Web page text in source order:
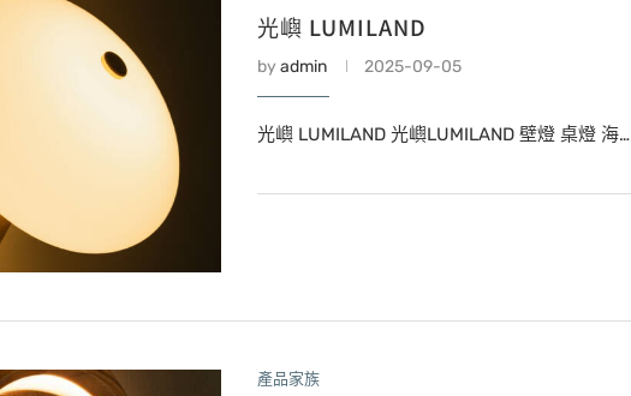
光嶼 LUMILAND
by admin 2025-09-05
光嶼 LUMILAND 光嶼LUMILAND 壁燈 桌燈 海…
產品家族